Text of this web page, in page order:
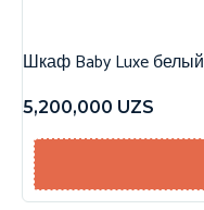
Шкаф Baby Luxe белый
5,200,000 UZS